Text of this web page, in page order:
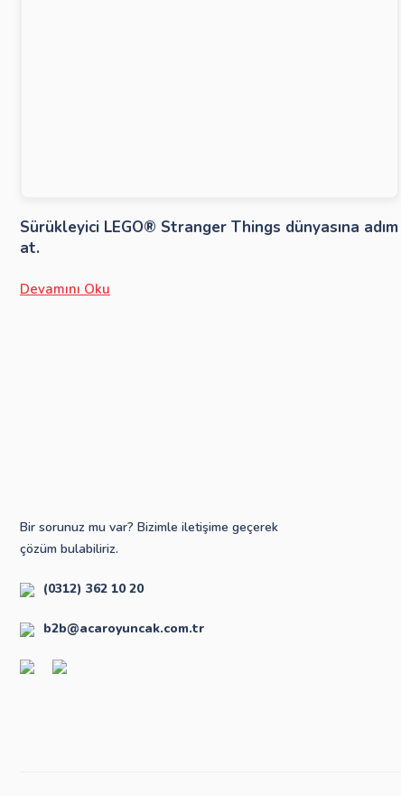
Sürükleyici LEGO® Stranger Things dünyasına adım
at.
Devamını Oku
Bir sorunuz mu var? Bizimle iletişime geçerek
çözüm bulabiliriz.
(0312) 362 10 20
b2b@acaroyuncak.com.tr